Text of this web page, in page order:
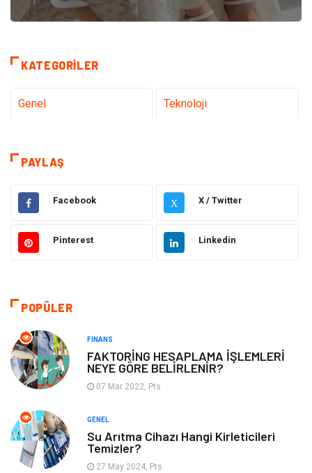
KATEGORILER
Genel Teknoloji
Dekorasyon Elektronik
Güzellik Makine
Sağlıklı Yaşam
Yeme İçme Giyim
Organizasyon
Moda
Emlak
PAYLAŞ
Facebook X X / Twitter
Pinterest Linkedin
POPÜLER
FINANS
FAKTORİNG HESAPLAMA İŞLEMLERİ
NEYE GÖRE BELİRLENİR?
07 Mar 2022, Pts
GENEL
Su Arıtma Cihazı Hangi Kirleticileri
Temizler?
27 May 2024, Pts